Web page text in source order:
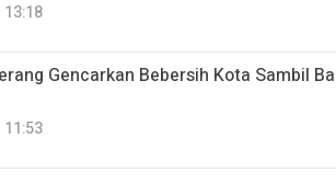
Gencarkan Bebersih Kota Sambil